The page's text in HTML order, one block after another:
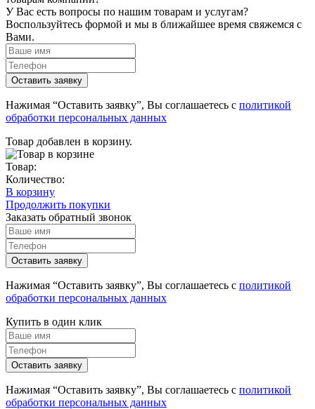
У Вас есть вопросы по нашим товарам и услугам?
Воспользуйтесь формой и мы в ближайшее время свяжемся с
Вами.
Нажимая “Оставить заявку”, Вы соглашаетесь с политикой
обработки персональных данных
Товар добавлен в корзину.
Товар:
Количество:
В корзину
Продолжить покупки
Заказать обратный звонок
Нажимая “Оставить заявку”, Вы соглашаетесь с политикой
обработки персональных данных
Купить в один клик
Нажимая “Оставить заявку”, Вы соглашаетесь с политикой
обработки персональных данных